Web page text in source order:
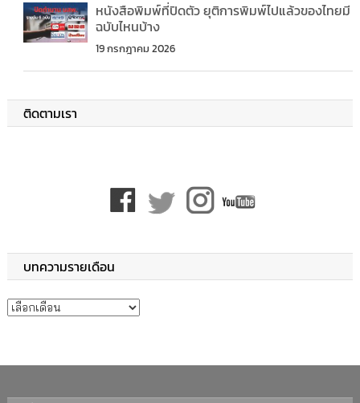
หนังสือพิมพ์ที่ปิดตัว ยุติการพิมพ์ไปแล้วของไทยมี
ฉบับไหนบ้าง
19 กรกฎาคม 2026
ติดตามเรา
บทความรายเดือน
บทความรายเดือน